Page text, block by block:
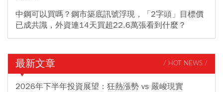
中鋼可以買嗎？鋼市築底訊號浮現，「2字頭」目標價
已成共識，外資連14天買超22.6萬張看到什麼？
最新文章 / HOT NEWS /
2026年下半年投資展望：狂熱漲勢 vs 嚴峻現實